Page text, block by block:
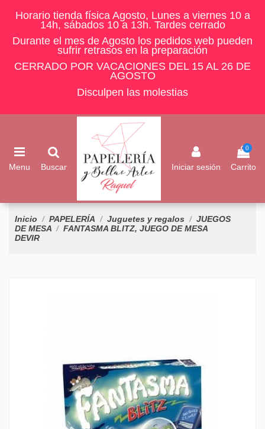
Horario tienda física Agosto, Lunes a viernes 10 a
14h, sábados 10 a 13h. Tardes cerrado
Durante el mes de Agosto los pedidos web pueden
sufrir retrasos en la preparación
CERRADO POR VACACIONES DEL 15 AL 26 DE
AGOSTO
Disculpen las molestias
Menu Buscar Iniciar sesión
0
Carrito
Inicio PAPELERÍA Juguetes y regalos
JUEGOS
DE MESA
FANTASMA BLITZ, JUEGO DE MESA
DEVIR